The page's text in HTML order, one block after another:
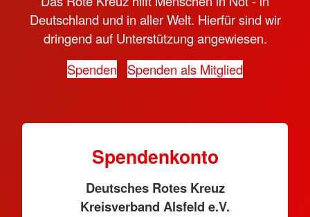
Deutschland und in aller Welt. Hierfür sind wir
dringend auf Unterstützung angewiesen.
Spenden
Spenden als Mitglied
Spendenkonto
Deutsches Rotes Kreuz
Kreisverband Alsfeld e.V.